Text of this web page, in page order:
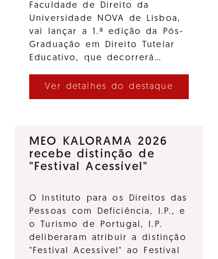
Faculdade de Direito da
Universidade NOVA de Lisboa,
vai lançar a 1.ª edição da Pós-
Graduação em Direito Tutelar
Educativo, que decorrerá…
Ver detalhes do destaque
MEO KALORAMA 2026
recebe distinção de
"Festival Acessível"
O Instituto para os Direitos das
Pessoas com Deficiência, I.P., e
o Turismo de Portugal, I.P.
deliberaram atribuir a distinção
"Festival Acessível" ao Festival